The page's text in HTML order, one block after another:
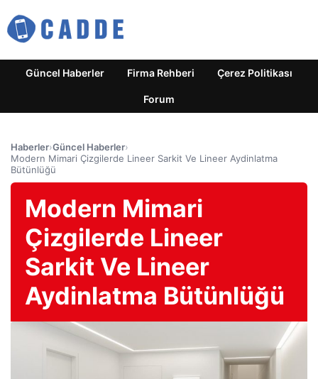
Güncel Haberler Firma Rehberi Çerez Politikası
Forum
Haberler›Güncel Haberler›
Modern Mimari Çizgilerde Lineer Sarkit Ve Lineer Aydinlatma
Bütünlüğü
Modern Mimari
Çizgilerde Lineer
Sarkit Ve Lineer
Aydinlatma Bütünlüğü